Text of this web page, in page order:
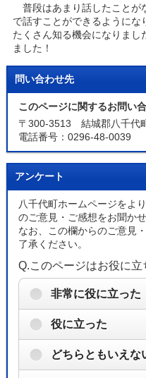
普段はあまり話したことが
で話すことができるようにな
たくさん知る機会になりま
ました！
問い合わせ先
このページに関するお問い
〒300-3513 結城郡八千代
電話番号：0296-48-0039
アンケート
八千代町ホームページをよ
のご意見・ご感想をお聞かせ
なお、この欄からのご意見
了承ください。
Q.このページはお役に立
非常に役に立った
役に立った
どちらともいえな